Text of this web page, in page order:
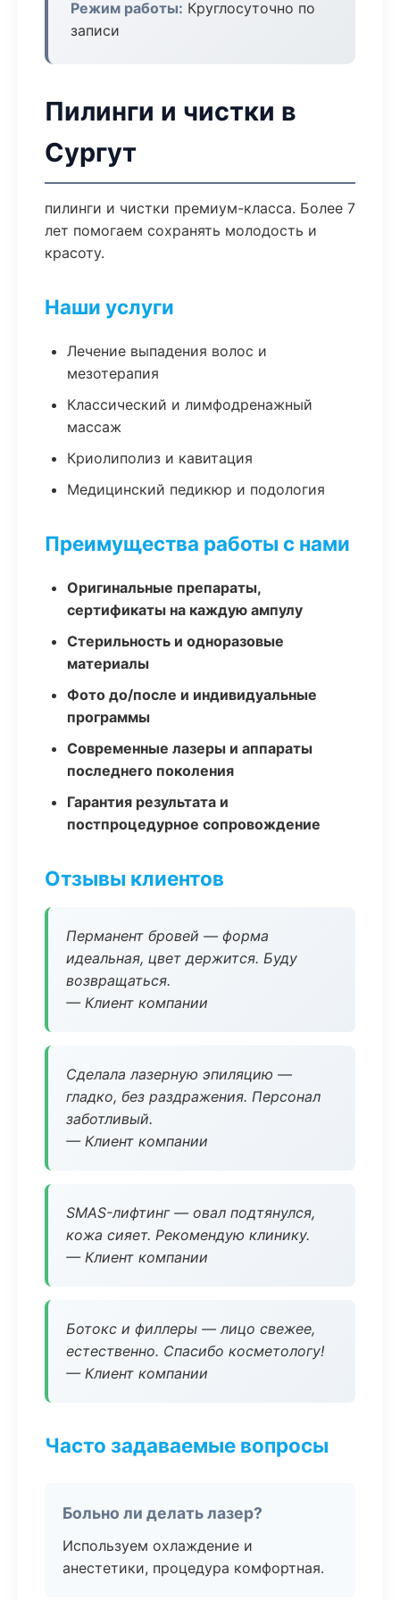
Режим работы: Круглосуточно по
записи
Пилинги и чистки в
Сургут
пилинги и чистки премиум-класса. Более 7
лет помогаем сохранять молодость и
красоту.
Наши услуги
Лечение выпадения волос и
мезотерапия
Классический и лимфодренажный
массаж
Криолиполиз и кавитация
Медицинский педикюр и подология
Преимущества работы с нами
Оригинальные препараты,
сертификаты на каждую ампулу
Стерильность и одноразовые
материалы
Фото до/после и индивидуальные
программы
Современные лазеры и аппараты
последнего поколения
Гарантия результата и
постпроцедурное сопровождение
Отзывы клиентов
Перманент бровей — форма
идеальная, цвет держится. Буду
возвращаться.
— Клиент компании
Сделала лазерную эпиляцию —
гладко, без раздражения. Персонал
заботливый.
— Клиент компании
SMAS-лифтинг — овал подтянулся,
кожа сияет. Рекомендую клинику.
— Клиент компании
Ботокс и филлеры — лицо свежее,
естественно. Спасибо косметологу!
— Клиент компании
Часто задаваемые вопросы
Больно ли делать лазер?
Используем охлаждение и
анестетики, процедура комфортная.